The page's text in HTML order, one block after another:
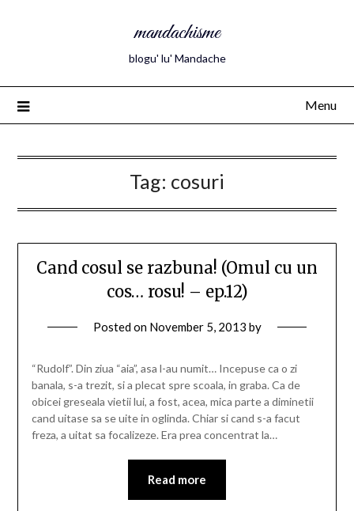
mandachisme
blogu' lu' Mandache
Menu
Tag: cosuri
Cand cosul se razbuna! (Omul cu un
cos… rosu! – ep.12)
Posted on November 5, 2013 by
“Rudolf”. Din ziua “aia”, asa l-au numit… Incepuse ca o zi
banala, s-a trezit, si a plecat spre scoala, in graba. Ca de
obicei greseala vietii lui, a fost, acea, mica parte a diminetii
cand uitase sa se uite in oglinda. Chiar si cand s-a facut
freza, a uitat sa focalizeze. Era prea concentrat la…
Read more